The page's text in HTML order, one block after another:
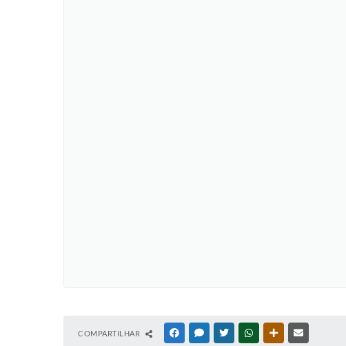
COMPARTILHAR FACEBOOKMESSENGER
TWITTERWHATSAPPOUTRAS MÍDIAS